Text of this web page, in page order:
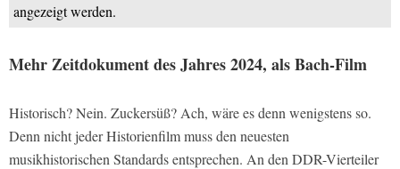
angezeigt werden.
Mehr Zeitdokument des Jahres 2024, als Bach-Film
Historisch? Nein. Zuckersüß? Ach, wäre es denn wenigstens so.
Denn nicht jeder Historienfilm muss den neuesten
musikhistorischen Standards entsprechen. An den DDR-Vierteiler